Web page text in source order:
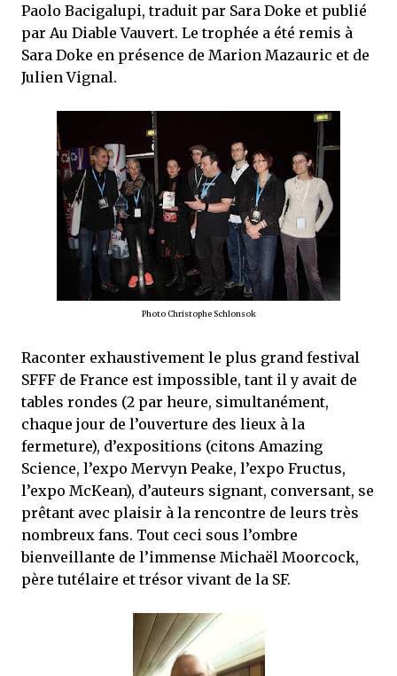
Paolo Bacigalupi, traduit par Sara Doke et publié
par Au Diable Vauvert. Le trophée a été remis à
Sara Doke en présence de Marion Mazauric et de
Julien Vignal.
Photo Christophe Schlonsok
Raconter exhaustivement le plus grand festival
SFFF de France est impossible, tant il y avait de
tables rondes (2 par heure, simultanément,
chaque jour de l’ouverture des lieux à la
fermeture), d’expositions (citons Amazing
Science, l’expo Mervyn Peake, l’expo Fructus,
l’expo McKean), d’auteurs signant, conversant, se
prêtant avec plaisir à la rencontre de leurs très
nombreux fans. Tout ceci sous l’ombre
bienveillante de l’immense Michaël Moorcock,
père tutélaire et trésor vivant de la SF.